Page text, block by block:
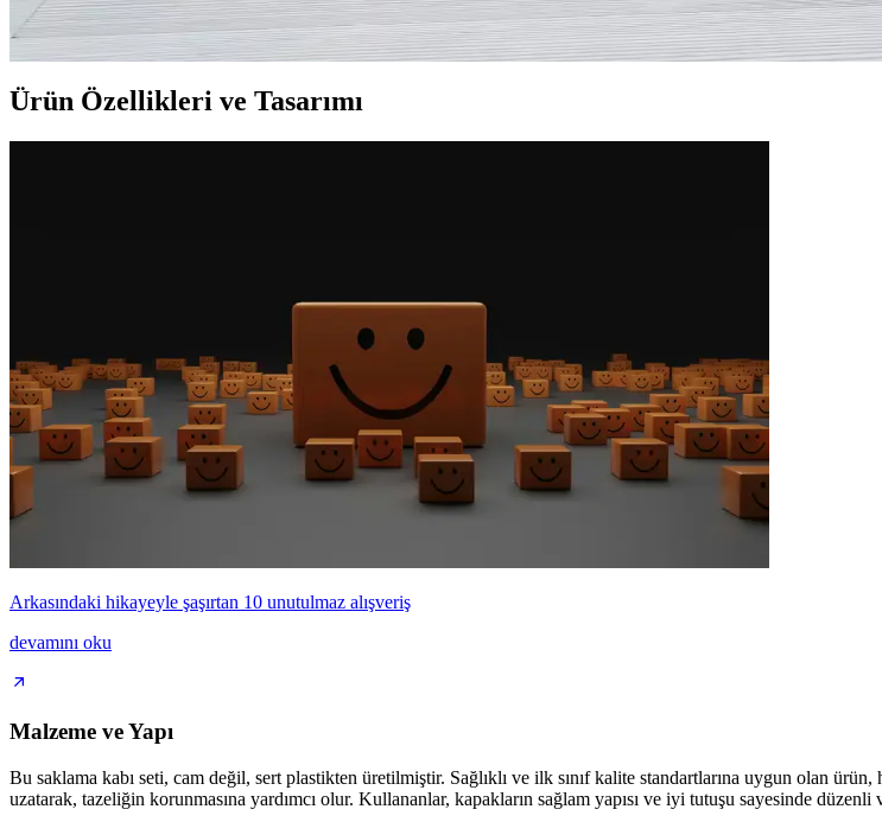
Ev dekorasyonuna uyumlu damacana gizleme çözümleri sayesinde su ihtiyacını karşılayan damacanalar estetik ve
Ürün Özellikleri ve Tasarımı
Arkasındaki hikayeyle şaşırtan 10 unutulmaz alışveriş
devamını oku
Malzeme ve Yapı
Bu saklama kabı seti, cam değil, sert plastikten üretilmiştir. Sağlıklı ve ilk sınıf kalite standartlarına uygun olan
uzatarak, tazeliğin korunmasına yardımcı olur. Kullananlar, kapakların sağlam yapısı ve iyi tutuşu sayesinde